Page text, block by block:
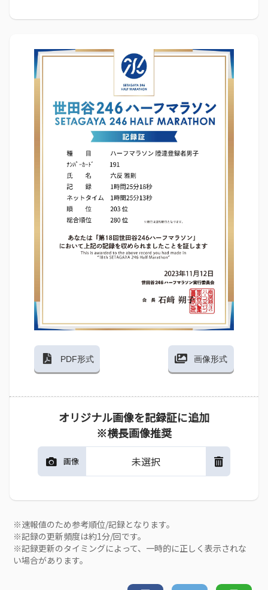
PDF形式 画像形式
オリジナル画像を記録証に追加
※横長画像推奨
画像 未選択
※速報値のため参考順位/記録となります。
※記録の更新頻度は約1分/回です。
※記録更新のタイミングによって、一時的に正しく表示されな
い場合があります。